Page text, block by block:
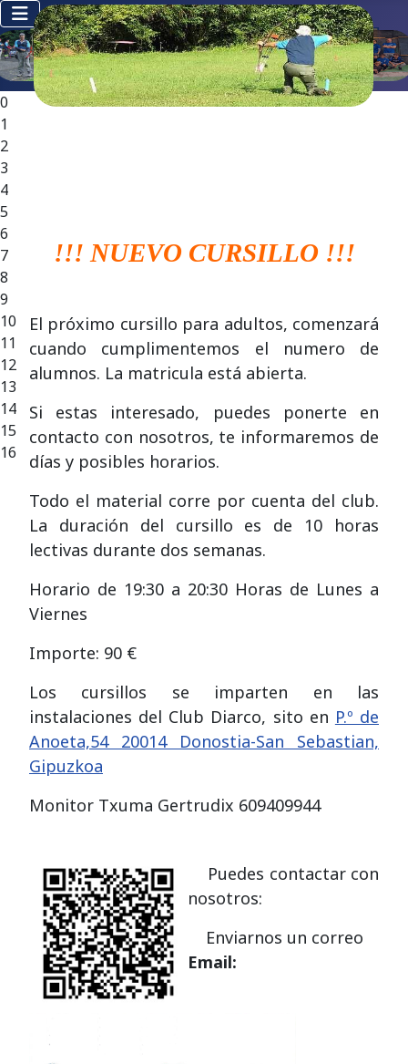
0
1
2
3
4
5
6
7
8
9
10
11
12
13
14
15
16
!!! NUEVO CURSILLO !!!
El próximo cursillo para adultos, comenzará
cuando cumplimentemos el numero de
alumnos. La matricula está abierta.
Si estas interesado, puedes ponerte en
contacto con nosotros, te informaremos de
días y posibles horarios.
Todo el material corre por cuenta del club.
La duración del cursillo es de 10 horas
lectivas durante dos semanas.
Horario de 19:30 a 20:30 Horas de Lunes a
Viernes
Importe: 90 €
Los cursillos se imparten en las
instalaciones del Club Diarco, sito en P.º de
Anoeta,54 20014 Donostia-San Sebastian,
Gipuzkoa
Monitor Txuma Gertrudix 609409944
Puedes contactar con
nosotros:
Enviarnos un correo
Email: